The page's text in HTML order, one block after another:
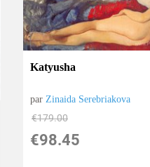
Katyusha
par Zinaida Serebriakova
€179.00
€98.45